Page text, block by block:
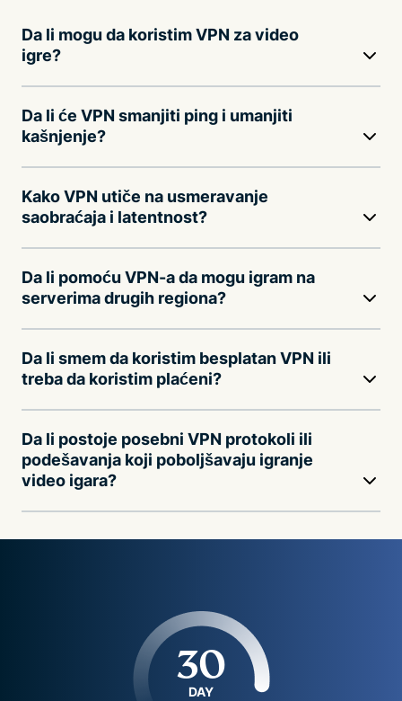
Da li mogu da koristim VPN za video
igre?
Da li će VPN smanjiti ping i umanjiti
kašnjenje?
Kako VPN utiče na usmeravanje
saobraćaja i latentnost?
Da li pomoću VPN-a da mogu igram na
serverima drugih regiona?
Da li smem da koristim besplatan VPN ili
treba da koristim plaćeni?
Da li postoje posebni VPN protokoli ili
podešavanja koji poboljšavaju igranje
video igara?
30
DAY